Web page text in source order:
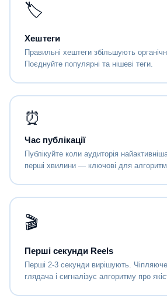
🏷
Хештеги
Правильні хештеги збільшують
Поєднуйте популярні та нішеві теги.
⏰
Час публікації
Публікуйте коли аудиторія
перші хвилини — ключові для
🎬
Перші секунди Reels
Перші 2-3 секунди вирішують.
глядача і сигналізує алгоритму про